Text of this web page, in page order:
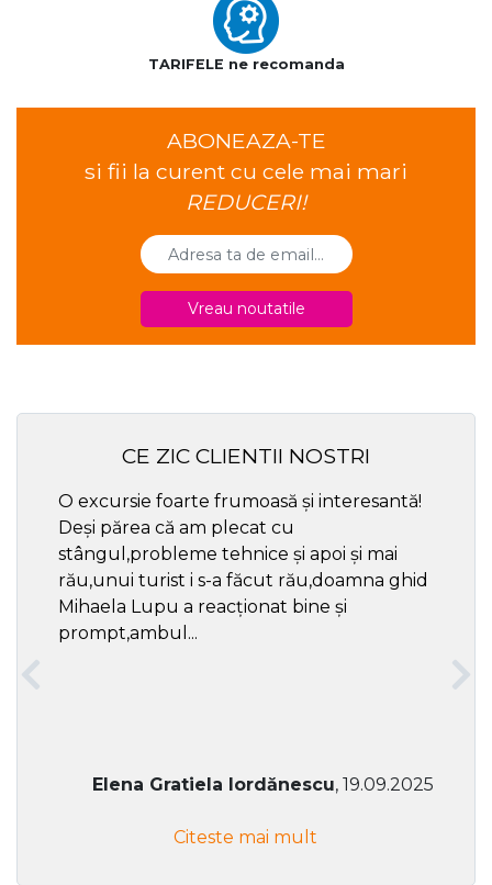
TARIFELE ne recomanda
ABONEAZA-TE
si fii la curent cu cele mai mari
REDUCERI!
Vreau noutatile
CE ZIC CLIENTII NOSTRI
O excursie foarte frumoasă și interesantă!
Deși părea că am plecat cu
stângul,probleme tehnice și apoi și mai
rău,unui turist i s-a făcut rău,doamna ghid
Mihaela Lupu a reacționat bine și
prompt,ambul...
Elena Gratiela Iordănescu, 19.09.2025
Citeste mai mult